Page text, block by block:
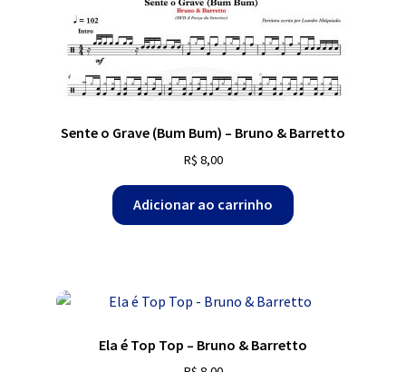
Sente o Grave (Bum Bum) – Bruno & Barretto
R$ 8,00
Adicionar ao carrinho
Ela é Top Top – Bruno & Barretto